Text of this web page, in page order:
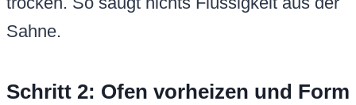
Sahne.
Schritt 2: Ofen vorheizen und Form